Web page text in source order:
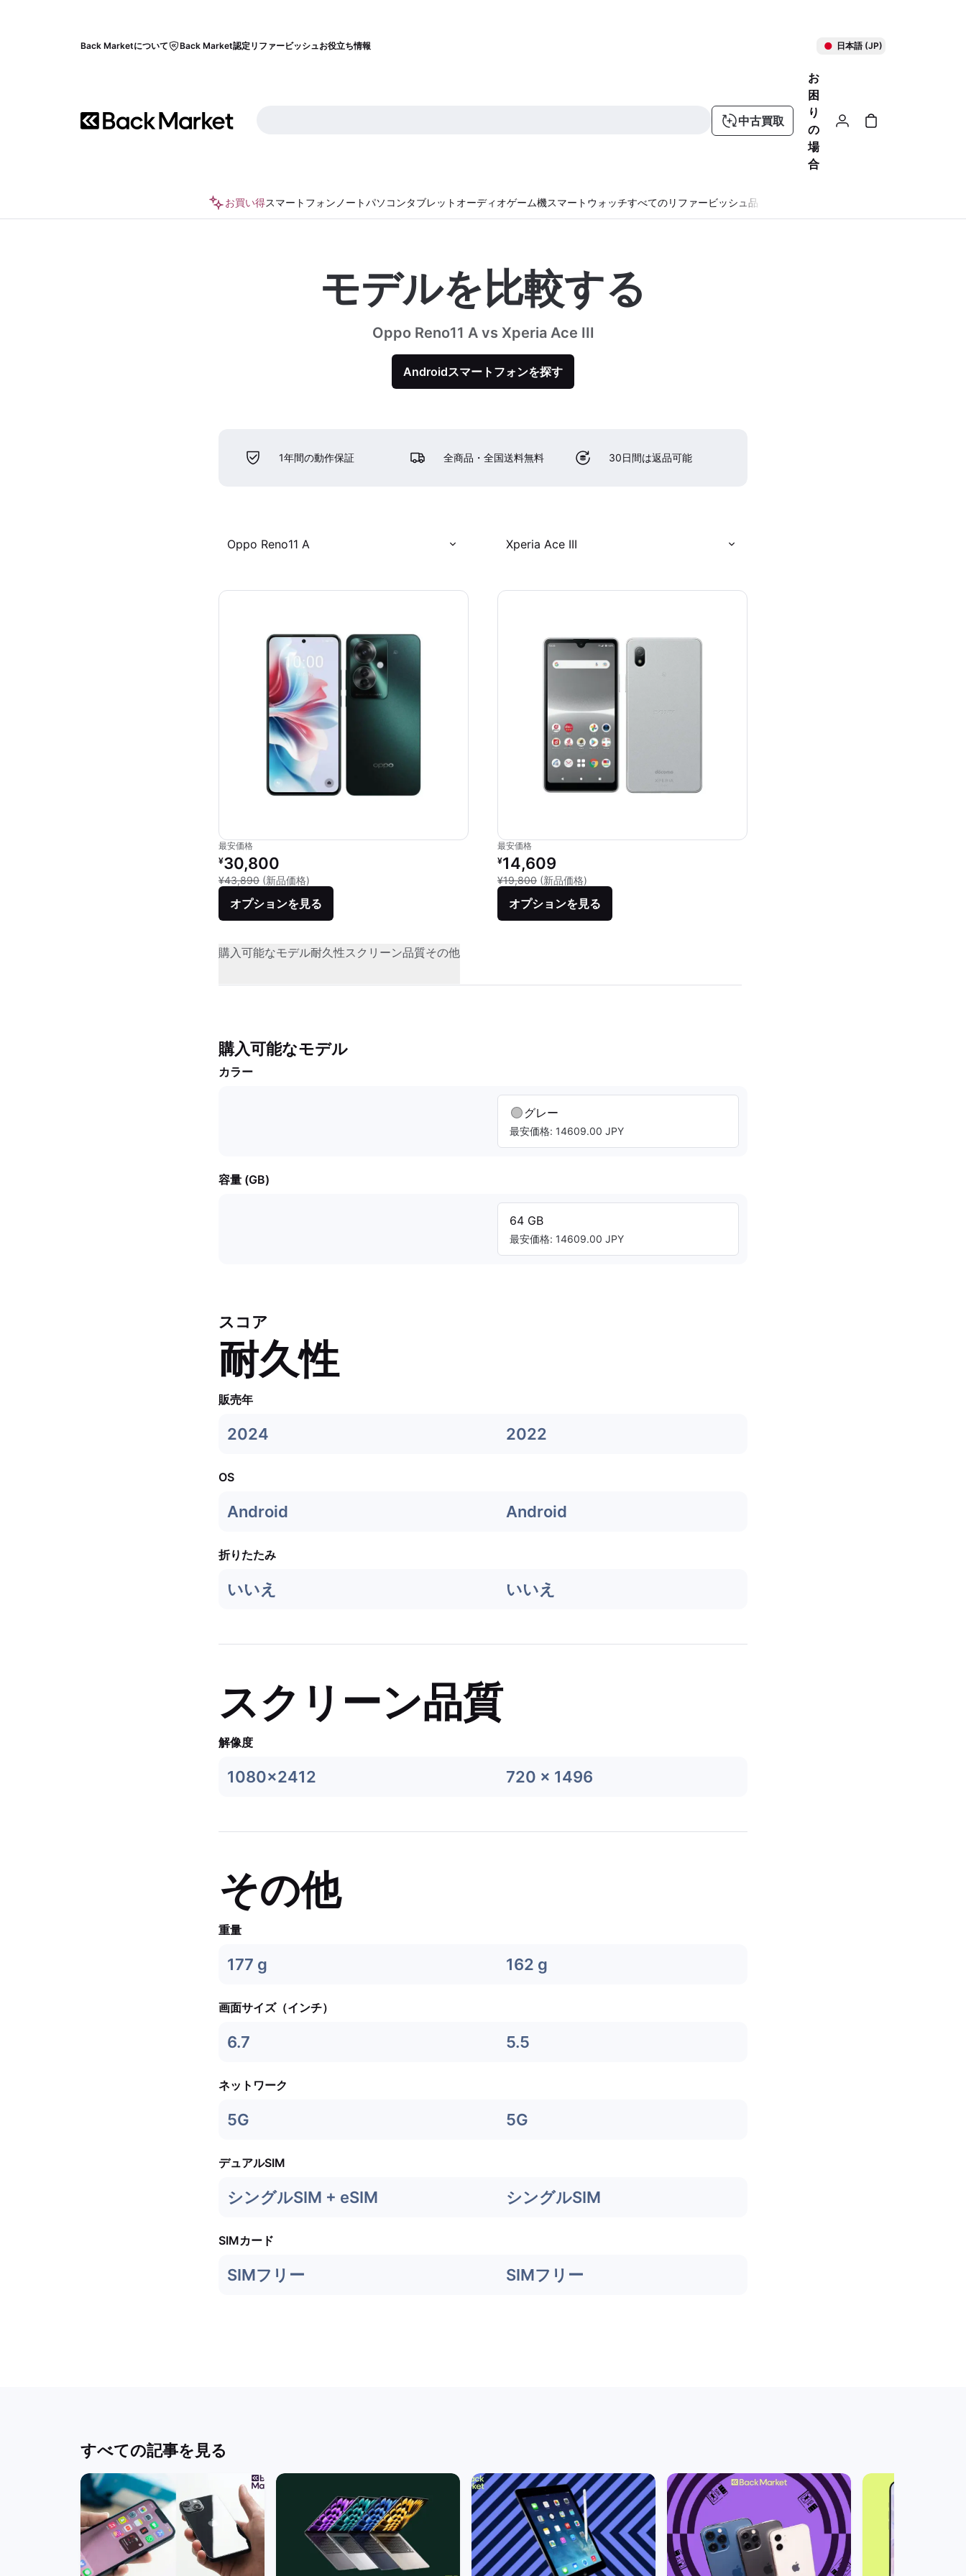
Back Marketについて Back Market認定リファービッシュお役立ち情報 日本語 (JP)
中古買取
お
困
り
の
場
合
お買い得スマートフォン ノートパソコンタブレット オーディオゲーム機スマートウォッチすべてのリファービッシュ品
モデルを比較する
Oppo Reno11 A vs Xperia Ace III
Androidスマートフォンを探す
1年間の動作保証 全商品・全国送料無料 30日間は返品可能
Oppo Reno11 A Xperia Ace III
最安価格
リファービッシュ品の価格：
¥30,800
¥43,890 (新品価格)
オプションを見る
最安価格
リファービッシュ品の価格：
¥14,609
¥19,800 (新品価格)
オプションを見る
購入可能なモデル耐久性スクリーン品質その他
購入可能なモデル
カラー
グレー
最安価格: 14609.00 JPY
容量 (GB)
64 GB
最安価格: 14609.00 JPY
スコア
耐久性
販売年
2024 2022
OS
Android Android
折りたたみ
いいえ いいえ
スクリーン品質
解像度
1080x2412 720 x 1496
その他
重量
177 g 162 g
画面サイズ（インチ）
6.7 5.5
ネットワーク
5G 5G
デュアルSIM
シングルSIM + eSIM シングルSIM
SIMカード
SIMフリー SIMフリー
すべての記事を見る